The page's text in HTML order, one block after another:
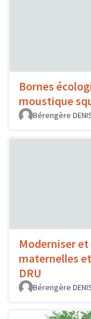
Bornes
moustique
Bérengère
Moderniser et
maternelles
DRU
Bérengère